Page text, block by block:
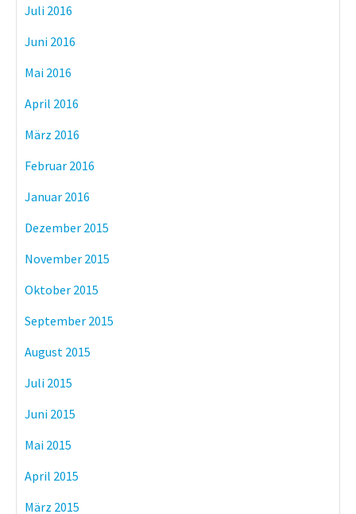
Juli 2016
Juni 2016
Mai 2016
April 2016
März 2016
Februar 2016
Januar 2016
Dezember 2015
November 2015
Oktober 2015
September 2015
August 2015
Juli 2015
Juni 2015
Mai 2015
April 2015
März 2015